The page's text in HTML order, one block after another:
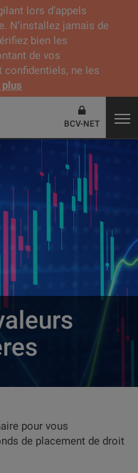
lors d’appels
N’installez jamais de
bien les
de vos
ne les
plus
BCV-NET
pour vous
de placement de droit